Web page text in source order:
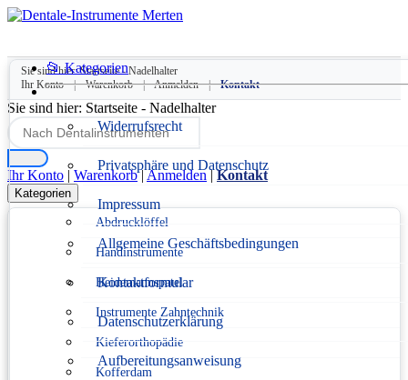
📂 Kategorien
Widerrufsrecht
Privatsphäre und Datenschutz
Impressum
Allgemeine Geschäftsbedingungen
Kontaktformular
Datenschutzerklärung
Aufbereitungsanweisung
Sie sind hier:Startseite -Nadelhalter
Ihr Konto
| Warenkorb | Anmelden | Kontakt
Sie sind hier: Startseite - Nadelhalter
Ihr Konto | Warenkorb | Anmelden | Kontakt
Kategorien
Abdrucklöffel
Handinstrumente
Heidemannspatel
Instrumente Zahntechnik
Kieferorthopädie
Kofferdam